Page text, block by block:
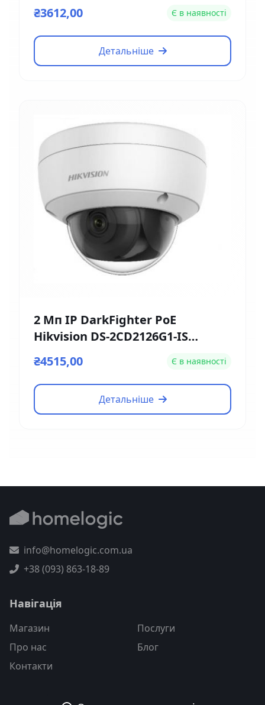
₴3612,00 Є в наявності
Детальніше
2 Мп IP DarkFighter PoE
Hikvision DS-2CD2126G1-IS
₴4515,00 Є в наявності
Детальніше
info@homelogic.com.ua
+38 (093) 863-18-89
Навігація
Магазин
Послуги
Про нас
Блог
Контакти